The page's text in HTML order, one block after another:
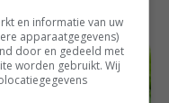
en informatie van uw
apparaatgegevens)
door en gedeeld met
worden gebruikt. Wij